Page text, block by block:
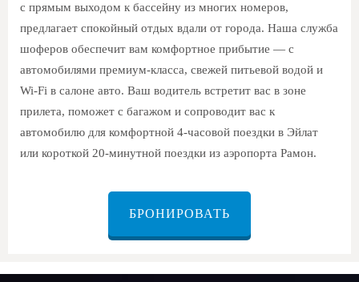
с прямым выходом к бассейну из многих номеров,
предлагает спокойный отдых вдали от города. Наша служба
шоферов обеспечит вам комфортное прибытие — с
автомобилями премиум-класса, свежей питьевой водой и
Wi-Fi в салоне авто. Ваш водитель встретит вас в зоне
прилета, поможет с багажом и сопроводит вас к
автомобилю для комфортной 4-часовой поездки в Эйлат
или короткой 20-минутной поездки из аэропорта Рамон.
БРОНИРОВАТЬ